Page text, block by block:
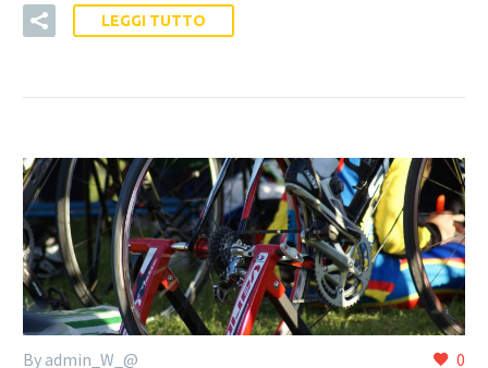
LEGGI TUTTO
0
By admin_W_@